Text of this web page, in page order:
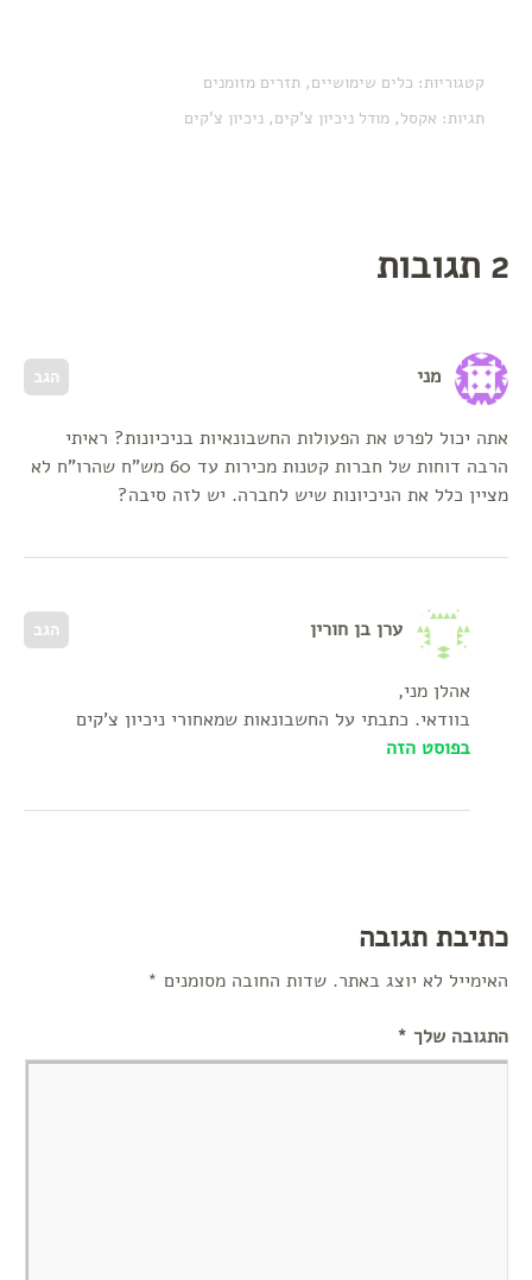
קטגוריות: כלים שימושיים, תזרים מזומנים
תגיות: אקסל, מודל ניכיון צ'קים, ניכיון צ'קים
2 תגובות
הגב מני
אתה יכול לפרט את הפעולות החשבונאיות בניכיונות? ראיתי
הרבה דוחות של חברות קטנות מכירות עד 60 מש"ח שהרו"ח לא
מציין כלל את הניכיונות שיש לחברה. יש לזה סיבה?
הגב ערן בן חורין
אהלן מני,
בוודאי. כתבתי על החשבונאות שמאחורי ניכיון צ'קים
בפוסט הזה
כתיבת תגובה
האימייל לא יוצג באתר. שדות החובה מסומנים *
התגובה שלך *